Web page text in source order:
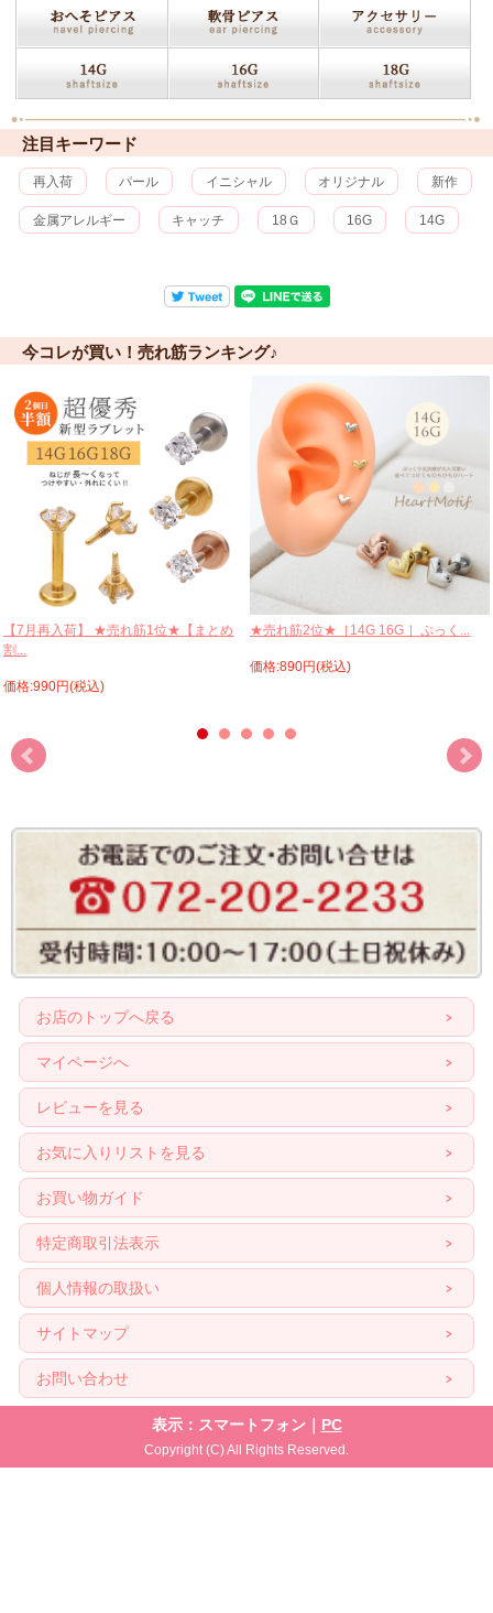
注目キーワード
再入荷 パール イニシャル オリジナル 新作
金属アレルギー キャッチ 18Ｇ 16G 14G
今コレが買い！売れ筋ランキング♪
【7月再入荷】 ★売れ筋1位★【まとめ
割...
価格:990円(税込)
★売れ筋2位★［14G 16G ］ぷっく...
価格:890円(税込)
お店のトップへ戻る
マイページへ
レビューを見る
お気に入りリストを見る
お買い物ガイド
特定商取引法表示
個人情報の取扱い
サイトマップ
お問い合わせ
表示：スマートフォン｜ PC
Copyright (C) All Rights Reserved.